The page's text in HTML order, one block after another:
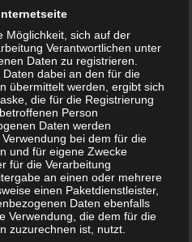
– ist er erlaubt?
Möglichkeit, sich auf der
Verantwortlichen unter
Daten zu registrieren.
dabei an den für die
übermittelt werden, ergibt sich
die für die Registrierung
Person
Daten werden
bei dem für die
und für eigene Zwecke
für die Verarbeitung
an einen oder mehrere
einen Paketdienstleister,
Daten ebenfalls
Verwendung, die dem für die
zuzurechnen ist, nutzt.